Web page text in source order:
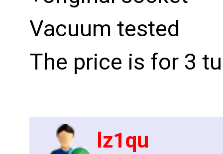
Vacuum tested
The price is for 3
lz1qu